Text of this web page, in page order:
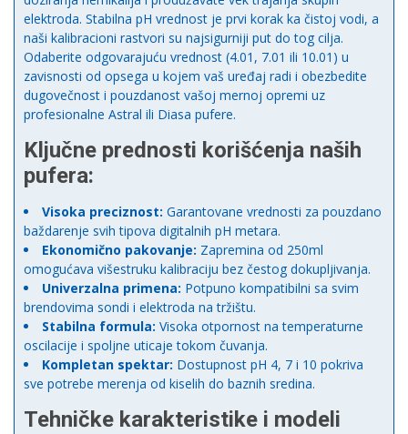
elektroda. Stabilna pH vrednost je prvi korak ka čistoj vodi, a
naši kalibracioni rastvori su najsigurniji put do tog cilja.
Odaberite odgovarajuću vrednost (4.01, 7.01 ili 10.01) u
zavisnosti od opsega u kojem vaš uređaj radi i obezbedite
dugovečnost i pouzdanost vašoj mernoj opremi uz
profesionalne Astral ili Diasa pufere.
Ključne prednosti korišćenja naših
pufera:
Visoka preciznost: Garantovane vrednosti za pouzdano
baždarenje svih tipova digitalnih pH metara.
Ekonomično pakovanje: Zapremina od 250ml
omogućava višestruku kalibraciju bez čestog dokupljivanja.
Univerzalna primena: Potpuno kompatibilni sa svim
brendovima sondi i elektroda na tržištu.
Stabilna formula: Visoka otpornost na temperaturne
oscilacije i spoljne uticaje tokom čuvanja.
Kompletan spektar: Dostupnost pH 4, 7 i 10 pokriva
sve potrebe merenja od kiselih do baznih sredina.
Tehničke karakteristike i modeli